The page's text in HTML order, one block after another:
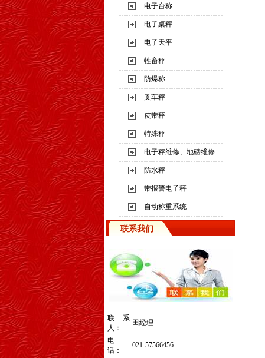
电子台称
电子桌秤
电子天平
牲畜秤
防爆称
叉车秤
皮带秤
特殊秤
电子秤维修、地磅维修
防水秤
带报警电子秤
自动称重系统
联系我们
联系
人：
田经理
电
话：
021-57566456